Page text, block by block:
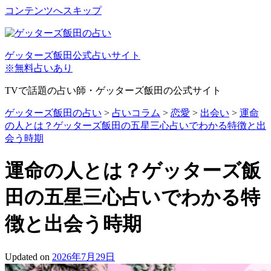
コンテンツへスキップ
ゲッターズ飯田公式占いサイト
※無料占いあり
TVで話題の占い師・ゲッターズ飯田の公式サイト
ゲッターズ飯田の占い > 占いコラム > 恋愛 > 出会い > 運命
の人とは？ゲッターズ飯田の五星三心占いでわかる特徴と出
会う時期
運命の人とは？ゲッターズ飯
田の五星三心占いでわかる特
徴と出会う時期
Updated on 2026年7月29日